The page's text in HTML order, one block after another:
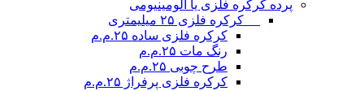
پرده کرکره فلزی یا آلومینیومی
__ کرکره فلزی ۲۵ میلیمتری
کرکره فلزی ساده ۲۵.م.م
رنگ مات ۲۵.م.م
طرح چوبی ۲۵.م.م
کرکره فلزی پرفراژ ۲۵.م.م